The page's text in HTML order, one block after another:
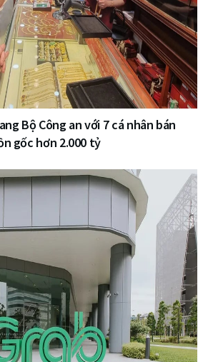
Bộ Công an với 7 cá nhân bán
gốc hơn 2.000 tỷ